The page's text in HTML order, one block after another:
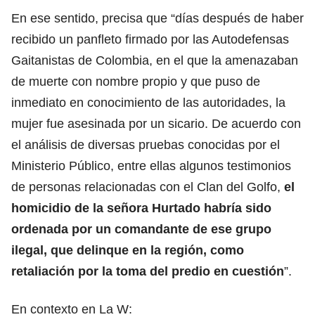
En ese sentido, precisa que “días después de haber
recibido un panfleto firmado por las Autodefensas
Gaitanistas de Colombia, en el que la amenazaban
de muerte con nombre propio y que puso de
inmediato en conocimiento de las autoridades, la
mujer fue asesinada por un sicario. De acuerdo con
el análisis de diversas pruebas conocidas por el
Ministerio Público, entre ellas algunos testimonios
de personas relacionadas con el Clan del Golfo, el
homicidio de la señora Hurtado habría sido
ordenada por un comandante de ese grupo
ilegal, que delinque en la región, como
retaliación por la toma del predio en cuestión”.
En contexto en La W: